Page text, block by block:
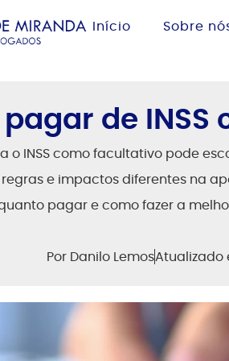
Início Sobre
de
INSS como facultativo pode
e impactos diferentes na
pagar e como fazer a
Por Danilo LemosAtualizado